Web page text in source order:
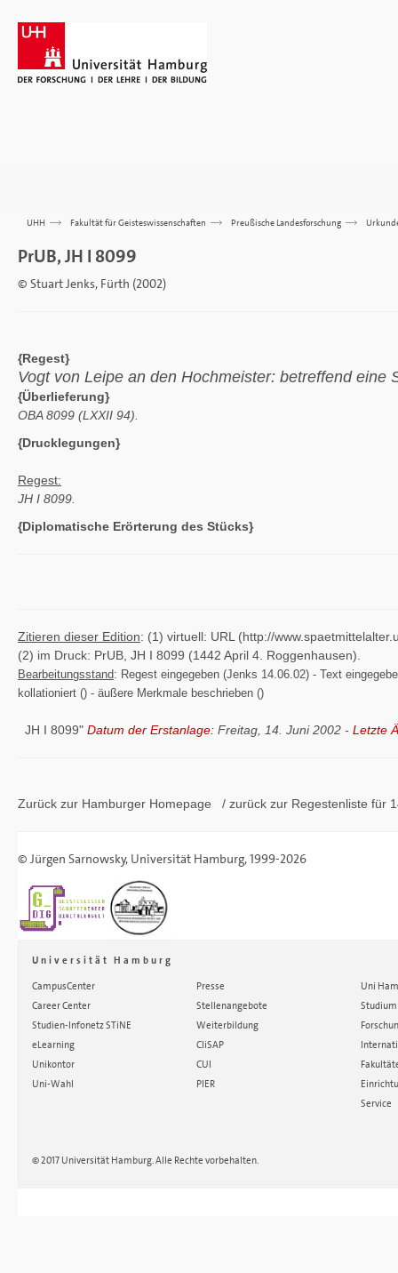
UHH >>> Fakultät für Geisteswissenschaften >>> Preußische Landesforschung >>>
PrUB, JH I 8099
© Stuart Jenks, Fürth (2002)
{Regest}
Vogt von Leipe an den Hochmeister: betreffend
{Überlieferung}
OBA 8099 (LXXII 94).
{Drucklegungen}
Regest:
JH I 8099.
{Diplomatische Erörterung des Stücks}
Zitieren dieser Edition: (1) virtuell: URL (http://
(2) im Druck: PrUB, JH I 8099 (1442 April 4. Roggenhausen).
Bearbeitungsstand: Regest eingegeben (Jenks 14.06.02) - Text
kollationiert () - äußere Merkmale beschrieben ()
JH I 8099" Datum der Erstanlage: Freitag, 14. Juni 2002 - Letzte
Zurück zur Hamburger Homepage / zurück zur Regestenliste für
© Jürgen Sarnowsky, Universität Hamburg, 1999-2026